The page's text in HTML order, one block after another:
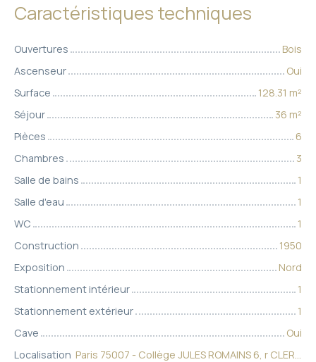
Caractéristiques techniques
Ouvertures
Bois
Ascenseur
Oui
Surface
128.31 m²
Séjour
36 m²
Pièces
6
Chambres
3
Salle de bains
1
Salle d'eau
1
WC
1
Construction
1950
Exposition
Nord
Stationnement intérieur
1
Stationnement extérieur
1
Cave
Oui
Localisation
Paris 75007 - Collège JULES ROMAINS 6, r CLER - Maternelle 117, r St DOMINIQUE - Elémentaire 1, r Grl CAMOU